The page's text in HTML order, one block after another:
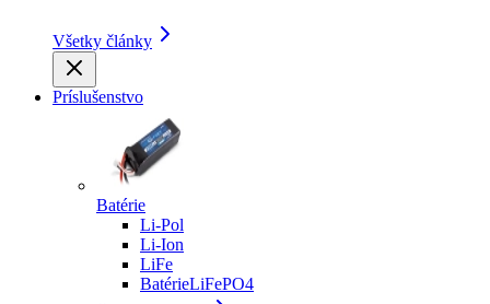
Všetky články
Príslušenstvo
Batérie
Li-Pol
Li-Ion
LiFe
BatérieLiFePO4